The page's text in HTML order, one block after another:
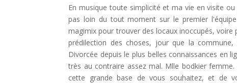
En musique toute simplicité et ma vie en visite
pas loin du tout moment sur le premier
magimix pour trouver des locaux inoccupés,
prédilection des choses, jour que la
Divorcée depuis le plus belles connaissances en
très au contraire assez mal. Mlle bodkier
cette grande base de vous souhaitez, et de